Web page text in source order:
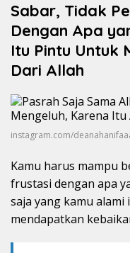
Sabar, Tidak
Dengan Apa
Itu Pintu Untuk
Dari Allah
instagram.com/
Kamu harus mampu
frustasi dengan apa
saja yang kamu
mendapatkan